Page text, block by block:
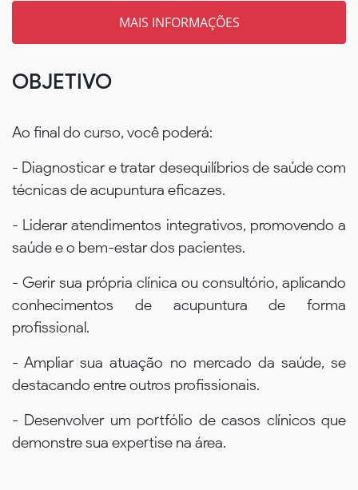
OBJETIVO
Ao final do curso, você poderá:
- Diagnosticar e tratar desequilíbrios de saúde com
técnicas de acupuntura eficazes.
- Liderar atendimentos integrativos, promovendo a
saúde e o bem-estar dos pacientes.
- Gerir sua própria clínica ou consultório, aplicando
conhecimentos de acupuntura de forma
profissional.
- Ampliar sua atuação no mercado da saúde, se
destacando entre outros profissionais.
- Desenvolver um portfólio de casos clínicos que
demonstre sua expertise na área.